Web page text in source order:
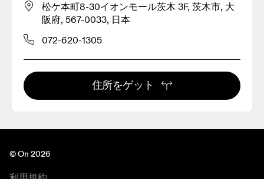
松ケ本町8-30イオンモール茨木 3F, 茨木市, 大
阪府, 567-0033, 日本
072-620-1305
住所をゲット
© On 2026